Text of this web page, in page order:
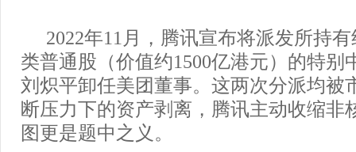
2022年11月，腾讯宣布将派发所持
类普通股（价值约1500亿港元）的特别
刘炽平卸任美团董事。这两次分派均被
断压力下的资产剥离，腾讯主动收缩非
图更是题中之义。